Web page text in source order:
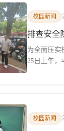
校园新闻
排查安全
为全面压实
25日上午，
校园新闻